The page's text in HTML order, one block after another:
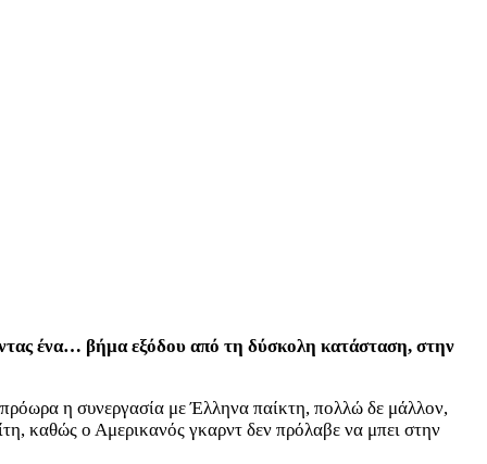
ένα… βήμα εξόδου από τη δύσκολη κατάσταση, στην
η συνεργασία με Έλληνα παίκτη, πολλώ δε μάλλον,
καθώς ο Αμερικανός γκαρντ δεν πρόλαβε να μπει στην